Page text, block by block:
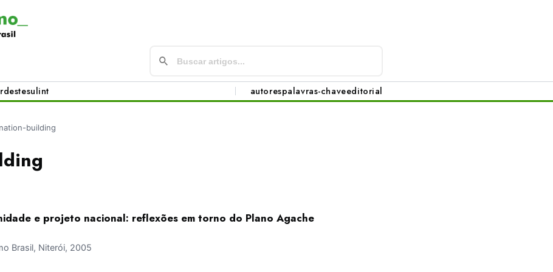
sulint autorespalavras-chaveeditorial
nation-building
e projeto nacional: reflexões em torno do Plano Agache
Brasil, Niterói, 2005